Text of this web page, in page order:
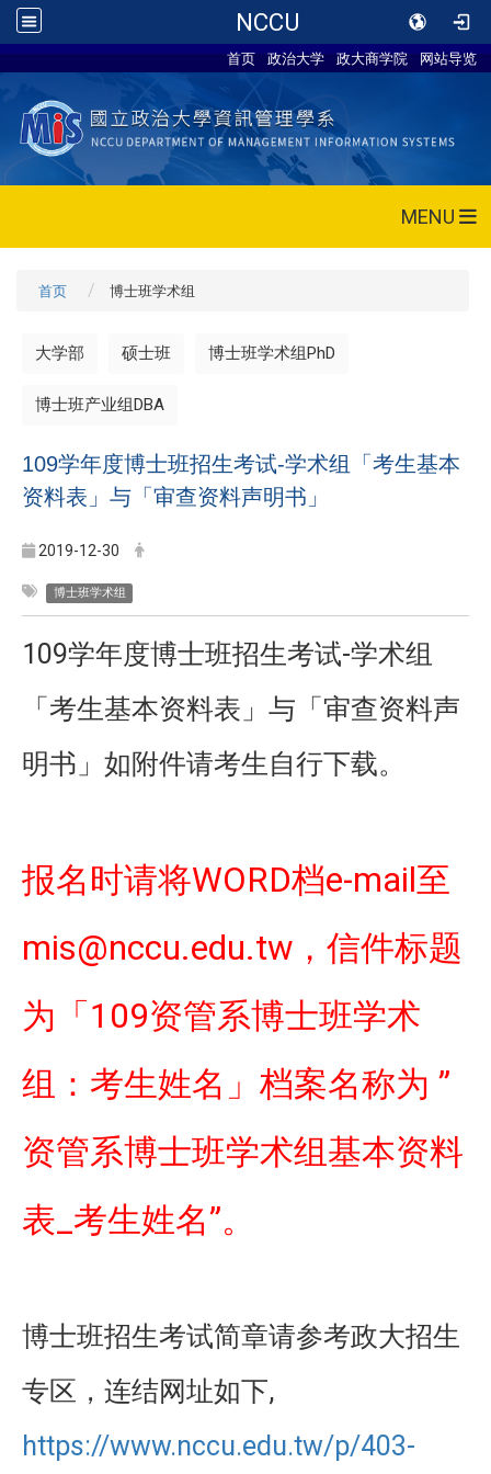
NCCU
首页 政治大学 政大商学院 网站导览
MENU
首页 博士班学术组
大学部 硕士班 博士班学术组PhD
博士班产业组DBA
109学年度博士班招生考试-学术组「考生基本
资料表」与「审查资料声明书」
2019-12-30
博士班学术组
109学年度博士班招生考试-学术组
「考生基本资料表」与「审查资料声
明书」如附件请考生自行下载。
报名时请将WORD档e-mail至
mis@nccu.edu.tw ，信件标题
为「 109资管系博士班学术
组：考生姓名」档案名称为 ”
资管系博士班学术组基本资料
表_考生姓名”。
博士班招生考试简章请参考政大招生
专区，连结网址如下,
https://www.nccu.edu.tw/p/403-